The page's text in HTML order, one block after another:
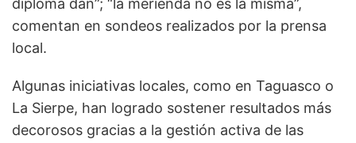
diploma dan”; “la merienda no es la misma”,
comentan en sondeos realizados por la prensa
local.
Algunas iniciativas locales, como en Taguasco o
La Sierpe, han logrado sostener resultados más
decorosos gracias a la gestión activa de las